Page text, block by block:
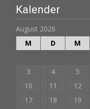
Kalender
August 2026
M
D M
3
4 5
10
11 12
17
18 19